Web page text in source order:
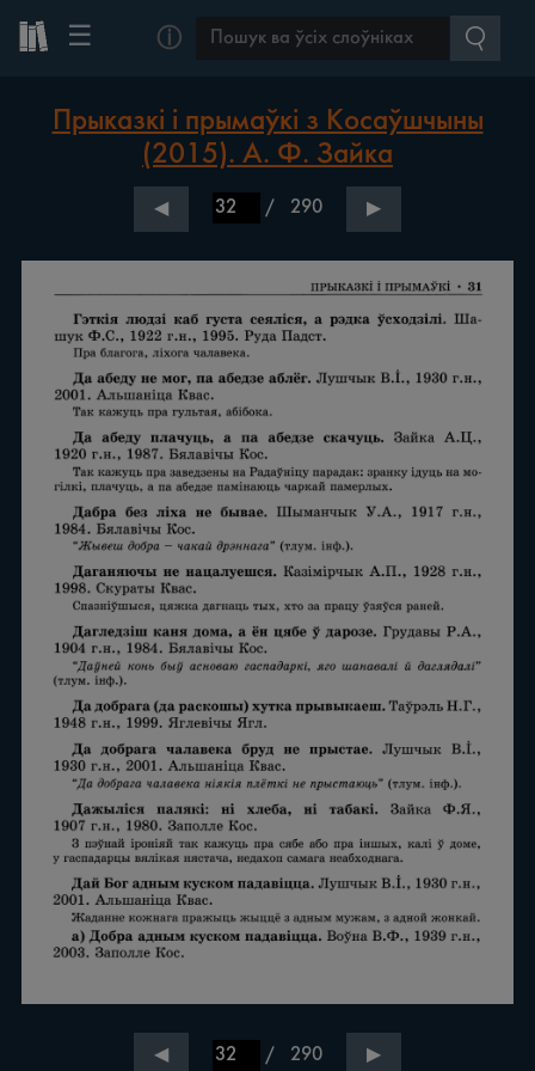
☰ ⓘ
Прыказкі і прымаўкі з Косаўшчыны
(2015). А. Ф. Зайка
◀ / 290 ▶
◀ / 290 ▶